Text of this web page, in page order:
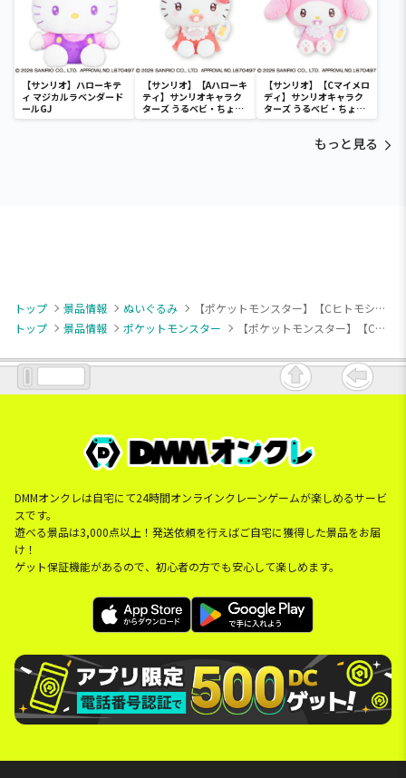
【サンリオ】ハローキテ
ィ マジカルラベンダード
ールGJ
【サンリオ】【Aハローキ
ティ】サンリオキャラク
ターズ うるベビ・ちょい
デカドール
【サンリオ】【Cマイメロ
ディ】サンリオキャラク
ターズ うるベビ・ちょい
デカドール
もっと見る
トップ 景品情報 ぬいぐるみ
【ポケットモンスター】【Cヒトモシ】ポケットモンスター ぬいぐるみ～ゲンガー・ジュペッタ・ヒトモシ～
トップ
景品情報 ポケットモンスター 【ポケットモンスター】【Cヒトモシ】ポケットモンスター ぬいぐるみ～ゲンガー・ジュペッタ・ヒトモシ～
DMMオンクレは自宅にて24時間オンラインクレーンゲームが楽しめるサービ
スです。
遊べる景品は3,000点以上！発送依頼を行えばご自宅に獲得した景品をお届
け！
ゲット保証機能があるので、初心者の方でも安心して楽しめます。